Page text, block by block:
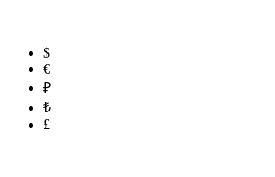
$
€
₽
₺
£